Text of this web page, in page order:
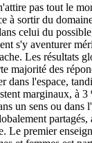
pas tout le
à sortir du
celui du
s'y aventurer
Les résultats
majorité des
dans l'espace,
marginaux, à
un sens ou dans
partagés,
Le premier